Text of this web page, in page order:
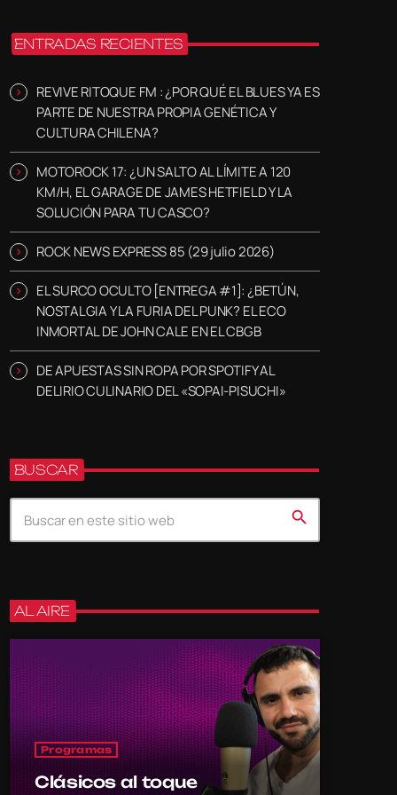
ENTRADAS RECIENTES
REVIVE RITOQUE FM : ¿POR QUÉ EL BLUES YA ES
PARTE DE NUESTRA PROPIA GENÉTICA Y
CULTURA CHILENA?
MOTOROCK 17: ¿UN SALTO AL LÍMITE A 120
KM/H, EL GARAGE DE JAMES HETFIELD Y LA
SOLUCIÓN PARA TU CASCO?
ROCK NEWS EXPRESS 85 (29 julio 2026)
EL SURCO OCULTO [ENTREGA #1]: ¿BETÚN,
NOSTALGIA Y LA FURIA DEL PUNK? EL ECO
INMORTAL DE JOHN CALE EN EL CBGB
DE APUESTAS SIN ROPA POR SPOTIFY AL
DELIRIO CULINARIO DEL «SOPAI-PISUCHI»
BUSCAR
search
AL AIRE
Programas
Clásicos al toque